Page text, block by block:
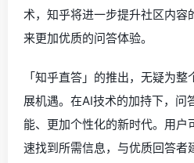
术，知乎将进一步提升社区内容
来更加优质的问答体验。
「知乎直答」的推出，无疑为
展机遇。在AI技术的加持下，问
能、更加个性化的新时代。用户
速找到所需信息，与优质回答者